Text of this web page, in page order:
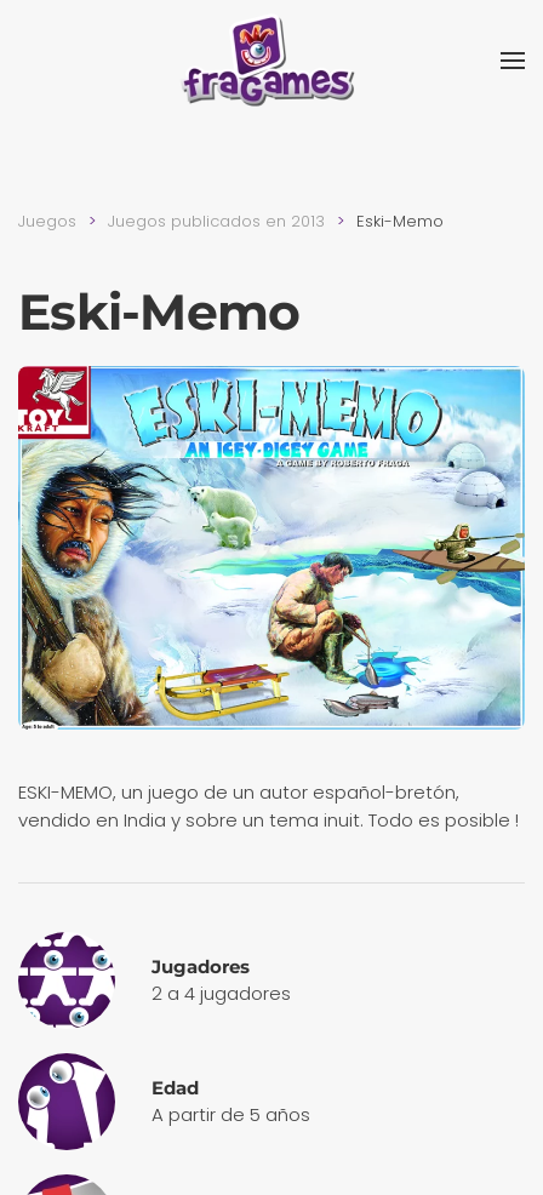
Skip to main content
Juegos Juegos publicados en 2013 Eski-Memo
Eski-Memo
ESKI-MEMO, un juego de un autor español-bretón,
vendido en India y sobre un tema inuit. Todo es posible !
Jugadores
2 a 4 jugadores
Edad
A partir de 5 años